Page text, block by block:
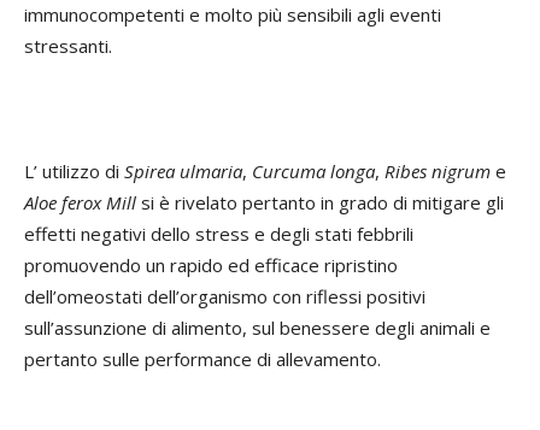
immunocompetenti e molto più sensibili agli eventi
stressanti.
L’ utilizzo di Spirea ulmaria, Curcuma longa, Ribes nigrum e
Aloe ferox Mill si è rivelato pertanto in grado di mitigare gli
effetti negativi dello stress e degli stati febbrili
promuovendo un rapido ed efficace ripristino
dell’omeostati dell’organismo con riflessi positivi
sull’assunzione di alimento, sul benessere degli animali e
pertanto sulle performance di allevamento.